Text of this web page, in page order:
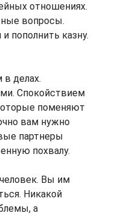
отношениях.
вопросы.
пополнить казну.
делах.
Спокойствием
поменяют
вам нужно
партнеры
похвалу.
Вы им
Никакой
а